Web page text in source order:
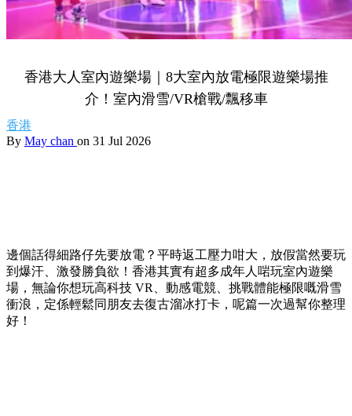
香港大人室內遊樂場｜8大室內放電極限遊樂場推
介！室內滑雪/VR槍戰/飄移車
香港
By May chan on 31 Jul 2026
邊個話得細路仔先要放電？平時返工壓力咁大，放假當然要玩
到爆汗、激發勝負欲！香港其實有超多成年人啱玩室內遊樂
場，無論你想玩高科技 VR、動感電競、挑戰體能極限嘅滑雪
衝浪，定係輕鬆同朋友去復古溜冰打卡，呢篇一次過幫你整理
好！